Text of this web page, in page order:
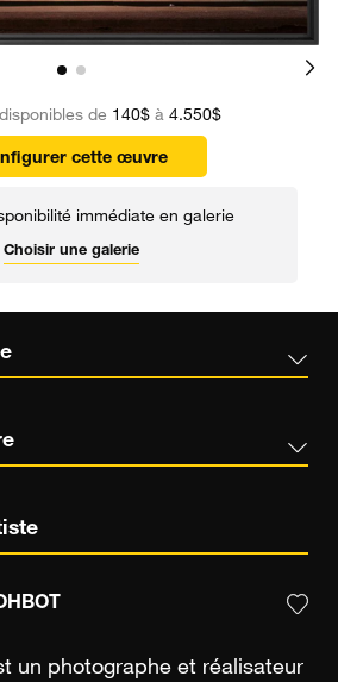
de 140$à 4.550$
cette œuvre
immédiate en galerie
Choisir une galerie
un photographe et réalisateur